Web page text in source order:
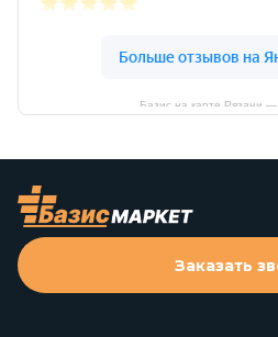
Базис на карте Рязани
Заказать